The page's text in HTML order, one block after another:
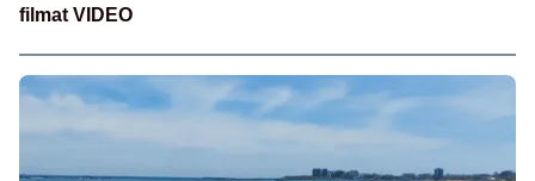
filmat VIDEO